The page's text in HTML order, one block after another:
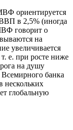
ориентируется
ВВП в 2,5% (иногда
говорит о
на
увеличивается
е. при росте ниже
на душу
банка
нескольких
глобальную